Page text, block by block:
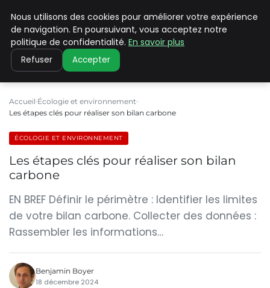
CLIMATE C ADVANCED
Accueil Écologie et environnement
Les étapes clés pour réaliser son bilan carbone
ÉCOLOGIE ET ENVIRONNEMENT
Les étapes clés pour réaliser son bilan
carbone
EN BREF Définir le périmètre : Identifier les limites
de votre bilan carbone. Collecter des données :
Rassembler les informations…
Benjamin Boyer
18 décembre 2024
Nous utilisons des cookies pour améliorer votre expérience
de navigation. En poursuivant, vous acceptez notre
politique de confidentialité. En savoir plus
Refuser Accepter